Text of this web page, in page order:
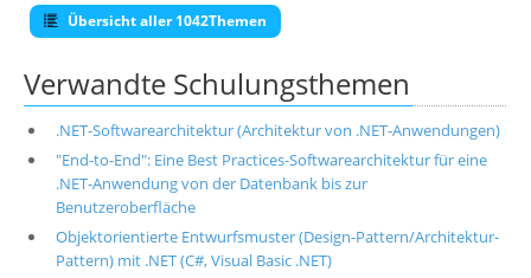
Übersicht aller 1042Themen
Verwandte Schulungsthemen
.NET-Softwarearchitektur (Architektur von .NET-Anwendungen)
"End-to-End": Eine Best Practices-Softwarearchitektur für eine
.NET-Anwendung von der Datenbank bis zur
Benutzeroberfläche
Objektorientierte Entwurfsmuster (Design-Pattern/Architektur-
Pattern) mit .NET (C#, Visual Basic .NET)